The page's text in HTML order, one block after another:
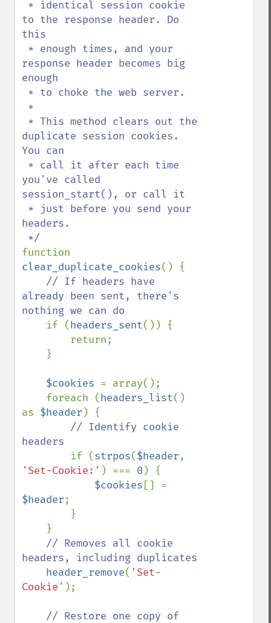
to the response header. Do
this
response header becomes big
enough
duplicate session cookies.
You can
you've called
session_start(), or call it
headers.
clear_duplicate_cookies() {
// If headers have
already been sent, there's
nothing we can do
if (headers_sent()) {
$cookies = array();
    foreach (
headers_list()
as $header ) {
// Identify cookie
headers
if (strpos($header
'Set-Cookie:' ) === 0 ) {
$cookies
$header;
// Removes all cookie
headers, including duplicates
header_remove( 'Set-
Cookie' );
// Restore one copy of